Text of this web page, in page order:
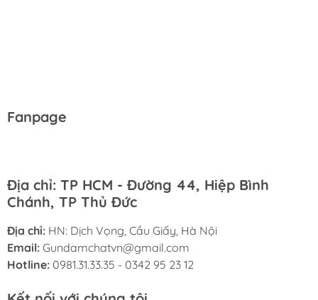
Fanpage
Địa chỉ: TP HCM - Đường 44, Hiệp Bình
Chánh, TP Thủ Đức
Địa chỉ: HN: Dịch Vọng, Cầu Giấy, Hà Nội
Email: Gundamchatvn@gmail.com
Hotline: 0981.31.33.35 - 0342 95 23 12